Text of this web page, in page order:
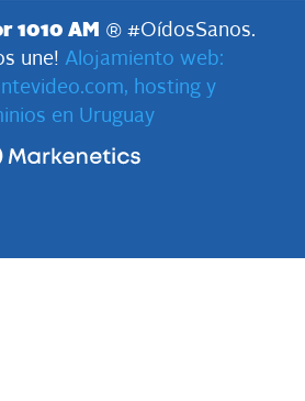
1010 AM
® #OídosSanos.
une! Alojamiento web:
hosting y
en Uruguay